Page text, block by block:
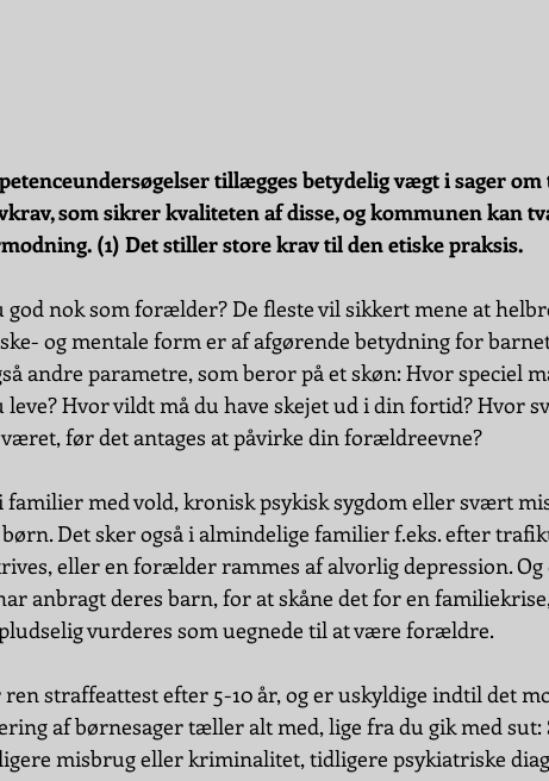
tillægges betydelig vægt i sager om
som sikrer kvaliteten af disse, og kommunen kan
(1) Det stiller store krav til den etiske praksis.
nok som forælder? De fleste vil sikkert mene at
og mentale form er af afgørende betydning for
andre parametre, som beror på et skøn: Hvor speciel
leve? Hvor vildt må du have skejet ud i din fortid? Hvor
før det antages at påvirke din forældreevne?
familier med vold, kronisk psykisk sygdom eller svært
Det sker også i almindelige familier f.eks. efter
eller en forælder rammes af alvorlig depression.
anbragt deres barn, for at skåne det for en
vurderes som uegnede til at være forældre.
straffeattest efter 5-10 år, og er uskyldige indtil det
af børnesager tæller alt med, lige fra du gik med
misbrug eller kriminalitet, tidligere psykiatriske